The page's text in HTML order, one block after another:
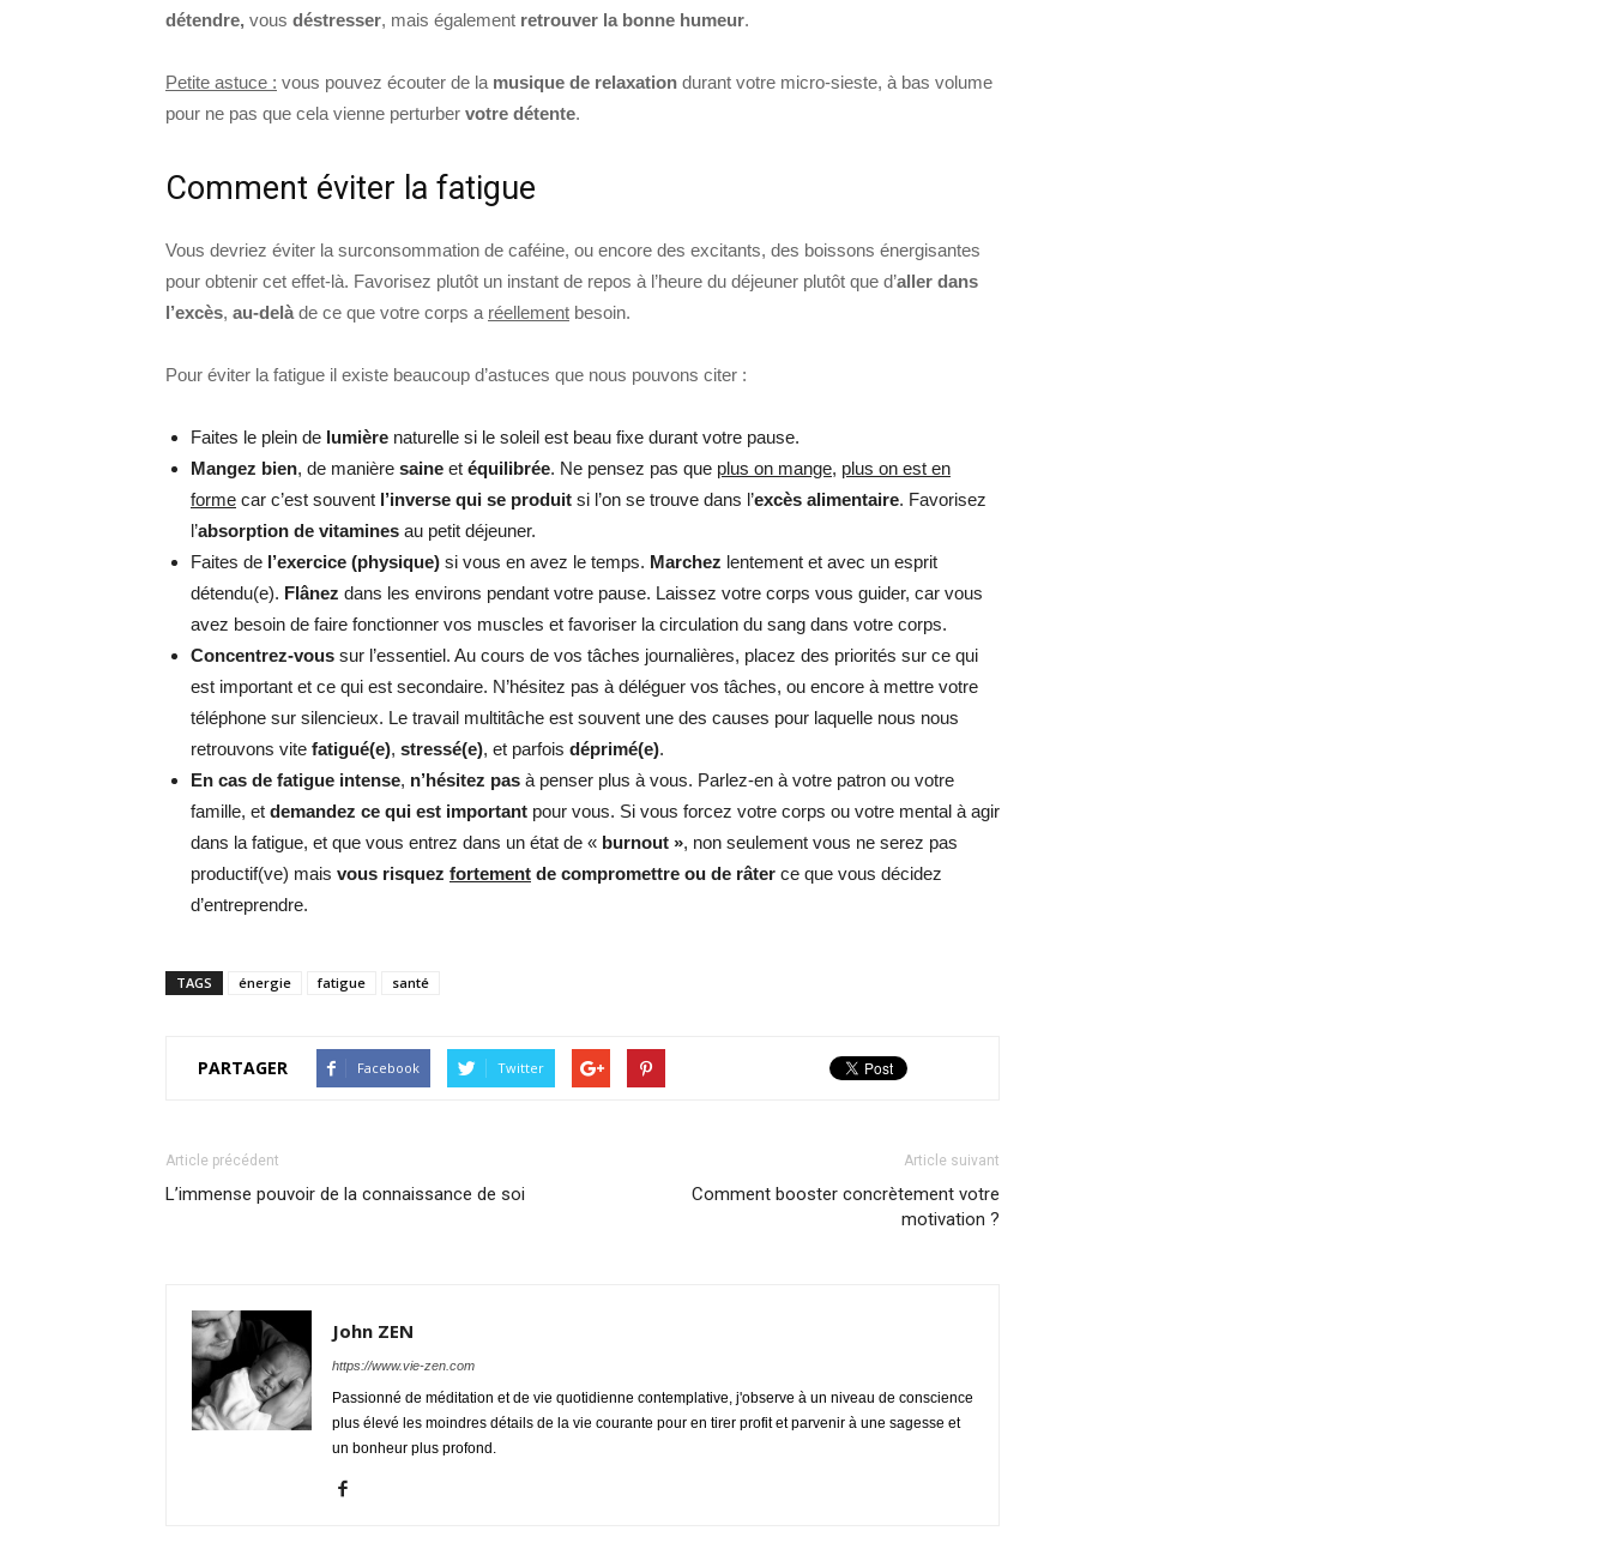
détendre, vous déstresser, mais également retrouver la bonne humeur.
Petite astuce : vous pouvez écouter de la musique de relaxation durant votre micro-sieste, à bas volume
pour ne pas que cela vienne perturber votre détente.
Comment éviter la fatigue
Vous devriez éviter la surconsommation de caféine, ou encore des excitants, des boissons énergisantes
pour obtenir cet effet-là. Favorisez plutôt un instant de repos à l’heure du déjeuner plutôt que d’aller dans
l’excès, au-delà de ce que votre corps a réellement besoin.
Pour éviter la fatigue il existe beaucoup d’astuces que nous pouvons citer :
Faites le plein de lumière naturelle si le soleil est beau fixe durant votre pause.
Mangez bien, de manière saine et équilibrée. Ne pensez pas que plus on mange, plus on est en
forme car c’est souvent l’inverse qui se produit si l’on se trouve dans l’excès alimentaire. Favorisez
l’absorption de vitamines au petit déjeuner.
Faites de l’exercice (physique) si vous en avez le temps. Marchez lentement et avec un esprit
détendu(e). Flânez dans les environs pendant votre pause. Laissez votre corps vous guider, car vous
avez besoin de faire fonctionner vos muscles et favoriser la circulation du sang dans votre corps.
Concentrez-vous sur l’essentiel. Au cours de vos tâches journalières, placez des priorités sur ce qui
est important et ce qui est secondaire. N’hésitez pas à déléguer vos tâches, ou encore à mettre votre
téléphone sur silencieux. Le travail multitâche est souvent une des causes pour laquelle nous nous
retrouvons vite fatigué(e), stressé(e), et parfois déprimé(e).
En cas de fatigue intense, n’hésitez pas à penser plus à vous. Parlez-en à votre patron ou votre
famille, et demandez ce qui est important pour vous. Si vous forcez votre corps ou votre mental à agir
dans la fatigue, et que vous entrez dans un état de « burnout », non seulement vous ne serez pas
productif(ve) mais vous risquez fortement de compromettre ou de râter ce que vous décidez
d’entreprendre.
TAGS énergie fatigue santé
PARTAGER Facebook Twitter
Article précédent
L’immense pouvoir de la connaissance de soi
Article suivant
Comment booster concrètement votre
motivation ?
John ZEN
https://www.vie-zen.com
Passionné de méditation et de vie quotidienne contemplative, j'observe à un niveau de conscience
plus élevé les moindres détails de la vie courante pour en tirer profit et parvenir à une sagesse et
un bonheur plus profond.